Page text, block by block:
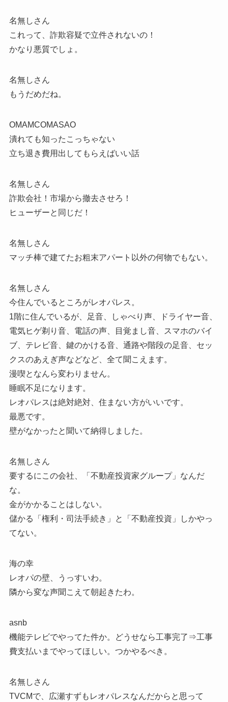
名無しさん
これって、詐欺容疑で立件されないの！
かなり悪質でしょ。
名無しさん
もうだめだね。
OMAMCOMASAO
潰れても知ったこっちゃない
立ち退き費用出してもらえばいい話
名無しさん
詐欺会社！市場から撤去させろ！
ヒューザーと同じだ！
名無しさん
マッチ棒で建てたお粗末アパート以外の何物でもない。
名無しさん
今住んでいるところがレオパレス。
1階に住んでいるが、足音、しゃべり声、ドライヤー音、
電気ヒゲ剃り音、電話の声、目覚まし音、スマホのバイ
ブ、テレビ音、鍵のかける音、通路や階段の足音、セッ
クスのあえぎ声などなど、全て聞こえます。
漫喫となんら変わりません。
睡眠不足になります。
レオパレスは絶対絶対、住まない方がいいです。
最悪です。
壁がなかったと聞いて納得しました。
名無しさん
要するにこの会社、「不動産投資家グループ」なんだ
な。
金がかかることはしない。
儲かる「権利・司法手続き」と「不動産投資」しかやっ
てない。
海の幸
レオパの壁、うっすいわ。
隣から変な声聞こえて朝起きたわ。
asnb
機能テレビでやってた件か。どうせなら工事完了⇒工事
費支払いまでやってほしい。つかやるべき。
名無しさん
TVCMで、広瀬すずもレオパレスなんだからと思って